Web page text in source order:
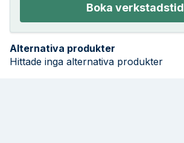
Boka verkstadstid
Alternativa produkter
Hittade inga alternativa produkter